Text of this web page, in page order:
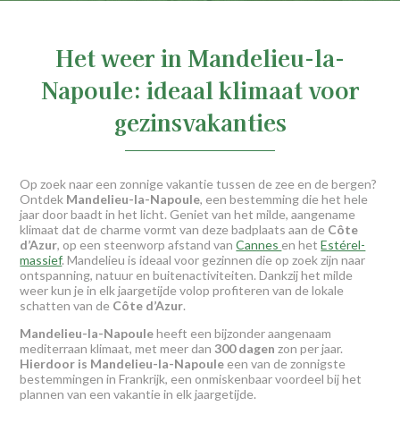
Het weer in Mandelieu-la-
Napoule: ideaal klimaat voor
gezinsvakanties
Op zoek naar een zonnige vakantie tussen de zee en de bergen?
Ontdek Mandelieu-la-Napoule, een bestemming die het hele
jaar door baadt in het licht. Geniet van het milde, aangename
klimaat dat de charme vormt van deze badplaats aan de Côte
d’Azur, op een steenworp afstand vanCannes en hetEstérel-
massief. Mandelieu is ideaal voor gezinnen die op zoek zijn naar
ontspanning, natuur en buitenactiviteiten. Dankzij het milde
weer kun je in elk jaargetijde volop profiteren van de lokale
schatten van de Côte d’Azur.
Mandelieu-la-Napouleheeft een bijzonder aangenaam
mediterraan klimaat, met meer dan 300 dagenzon per jaar.
Hierdoor is Mandelieu-la-Napoule een van de zonnigste
bestemmingen in Frankrijk, een onmiskenbaar voordeel bij het
plannen van een vakantie in elk jaargetijde.